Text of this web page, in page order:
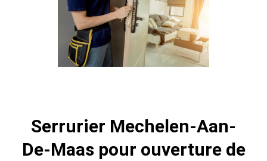
Serrurier Mechelen-Aan-
De-Maas pour ouverture de